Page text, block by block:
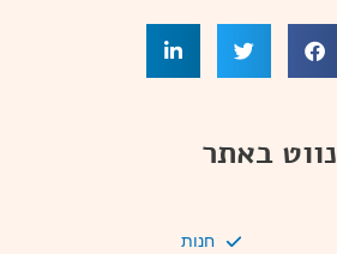
נווט באתר
חנות